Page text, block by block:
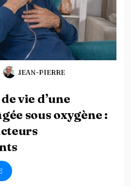
JEAN-PIERRE
vie d’une
sous oxygène :